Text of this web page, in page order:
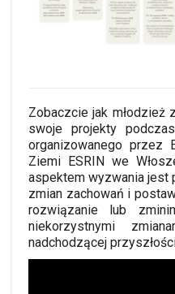
Zobaczcie jak młodzież
swoje projekty
organizowanego przez
Ziemi ESRIN we
aspektem wyzwania jest
zmian zachowań i
rozwiązanie lub
niekorzystnymi
nadchodzącej